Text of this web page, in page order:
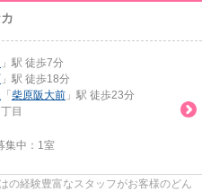
」駅 徒歩7分
」駅 徒歩18分
「 柴原阪大前 」駅 徒歩23分
目
中： 1室
の経験豊富なスタッフがお客様のどん